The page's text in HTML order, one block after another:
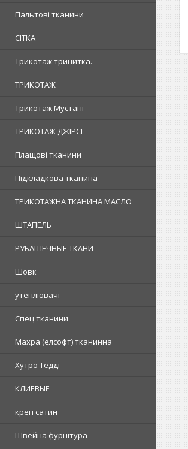
Пальтові тканини
СІТКА
Трикотаж тринитка.
ТРИКОТАЖ
Трикотаж Мустанг
ТРИКОТАЖ ДЖІРСІ
Плащові тканини
Підкладкова тканина
ТРИКОТАЖНА ТКАНИНА МАСЛО
ШТАПЕЛЬ
РУБАШЕЧНЫЕ ТКАНИ
Шовк
утеплювачі
Спец тканини
Махра (елсофт) тканинна
Хутро Тедді
КЛИЕВЫЕ
креп сатин
Швейна фурнітура